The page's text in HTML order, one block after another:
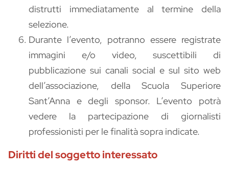
distrutti immediatamente al termine della
selezione.
Durante l’evento, potranno essere registrate
immagini e/o video, suscettibili di
pubblicazione sui canali social e sul sito web
dell’associazione, della Scuola Superiore
Sant’Anna e degli sponsor. L’evento potrà
vedere la partecipazione di giornalisti
professionisti per le finalità sopra indicate.
Diritti del soggetto interessato